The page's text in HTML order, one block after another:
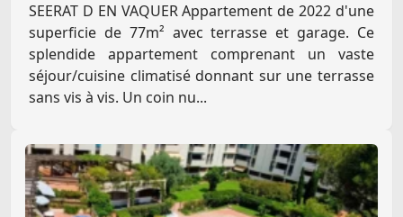
SEERAT D EN VAQUER Appartement de 2022 d'une
superficie de 77m² avec terrasse et garage. Ce
splendide appartement comprenant un vaste
séjour/cuisine climatisé donnant sur une terrasse
sans vis à vis. Un coin nu...